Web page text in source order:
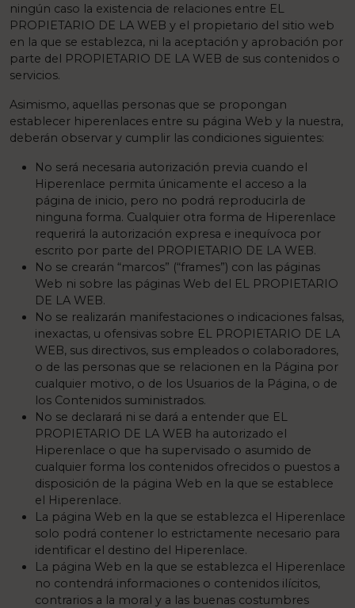
ningún caso la existencia de relaciones entre EL
PROPIETARIO DE LA WEB y el propietario del sitio web
en la que se establezca, ni la aceptación y aprobación por
parte del PROPIETARIO DE LA WEB de sus contenidos o
servicios.
Asimismo, aquellas personas que se propongan
establecer hiperenlaces entre su página Web y la nuestra,
deberán observar y cumplir las condiciones siguientes:
No será necesaria autorización previa cuando el
Hiperenlace permita únicamente el acceso a la
página de inicio, pero no podrá reproducirla de
ninguna forma. Cualquier otra forma de Hiperenlace
requerirá la autorización expresa e inequívoca por
escrito por parte del PROPIETARIO DE LA WEB.
No se crearán “marcos” (“frames”) con las páginas
Web ni sobre las páginas Web del EL PROPIETARIO
DE LA WEB.
No se realizarán manifestaciones o indicaciones falsas,
inexactas, u ofensivas sobre EL PROPIETARIO DE LA
WEB, sus directivos, sus empleados o colaboradores,
o de las personas que se relacionen en la Página por
cualquier motivo, o de los Usuarios de la Página, o de
los Contenidos suministrados.
No se declarará ni se dará a entender que EL
PROPIETARIO DE LA WEB ha autorizado el
Hiperenlace o que ha supervisado o asumido de
cualquier forma los contenidos ofrecidos o puestos a
disposición de la página Web en la que se establece
el Hiperenlace.
La página Web en la que se establezca el Hiperenlace
solo podrá contener lo estrictamente necesario para
identificar el destino del Hiperenlace.
La página Web en la que se establezca el Hiperenlace
no contendrá informaciones o contenidos ilícitos,
contrarios a la moral y a las buenas costumbres